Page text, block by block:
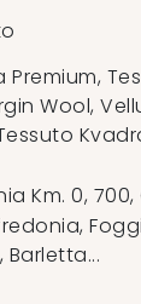
Premium,
Wool,
Km. 0, 700,